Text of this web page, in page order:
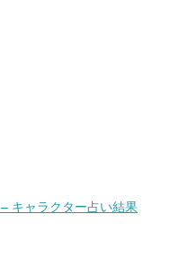
キャラクター占い結果